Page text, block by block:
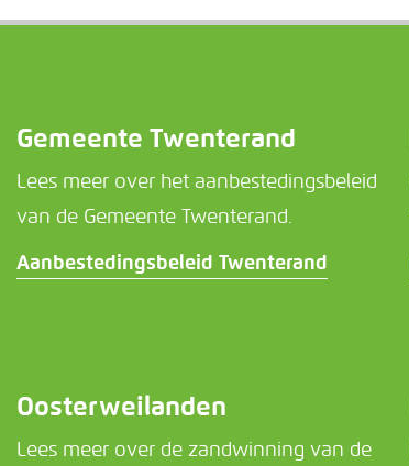
Gemeente Twenterand
Lees meer over het aanbestedingsbeleid
van de Gemeente Twenterand.
Aanbestedingsbeleid Twenterand
Oosterweilanden
Lees meer over de zandwinning van de